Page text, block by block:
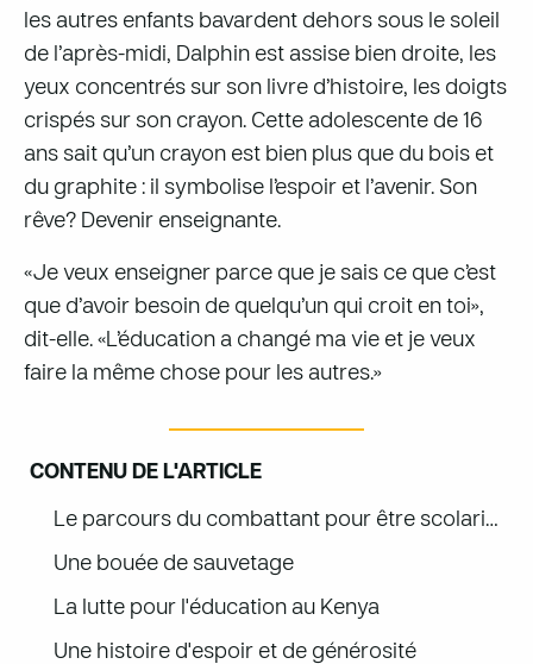
les autres enfants bavardent dehors sous le soleil
de l’après-midi, Dalphin est assise bien droite, les
yeux concentrés sur son livre d’histoire, les doigts
crispés sur son crayon. Cette adolescente de 16
ans sait qu’un crayon est bien plus que du bois et
du graphite : il symbolise l’espoir et l’avenir. Son
rêve? Devenir enseignante.
«Je veux enseigner parce que je sais ce que c’est
que d’avoir besoin de quelqu’un qui croit en toi»,
dit-elle. «L’éducation a changé ma vie et je veux
faire la même chose pour les autres.»
CONTENU DE L'ARTICLE
Le parcours du combattant pour être scolarisée
Une bouée de sauvetage
La lutte pour l'éducation au Kenya
Une histoire d'espoir et de générosité